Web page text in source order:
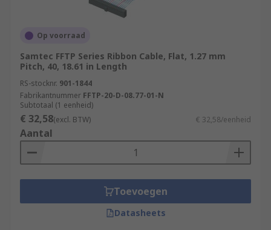
Op voorraad
Samtec FFTP Series Ribbon Cable, Flat, 1.27 mm
Pitch, 40, 18.61 in Length
RS-stocknr. 901-1844
Fabrikantnummer FFTP-20-D-08.77-01-N
Subtotaal (1 eenheid)
€ 32,58(excl. BTW) € 32,58/eenheid
Aantal
Toevoegen
Datasheets